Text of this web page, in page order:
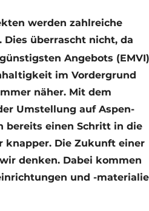
werden zahlreiche
überrascht nicht, da
Angebots (EMVI)
im Vordergrund
näher. Mit dem
Umstellung auf Aspen-
bereits einen Schritt in die
knapper. Die Zukunft einer
denken. Dabei kommen
und -